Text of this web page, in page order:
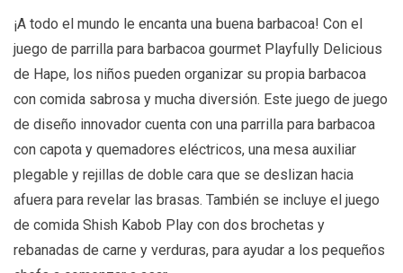
¡A todo el mundo le encanta una buena barbacoa! Con el
juego de parrilla para barbacoa gourmet Playfully Delicious
de Hape, los niños pueden organizar su propia barbacoa
con comida sabrosa y mucha diversión. Este juego de juego
de diseño innovador cuenta con una parrilla para barbacoa
con capota y quemadores eléctricos, una mesa auxiliar
plegable y rejillas de doble cara que se deslizan hacia
afuera para revelar las brasas. También se incluye el juego
de comida Shish Kabob Play con dos brochetas y
rebanadas de carne y verduras, para ayudar a los pequeños